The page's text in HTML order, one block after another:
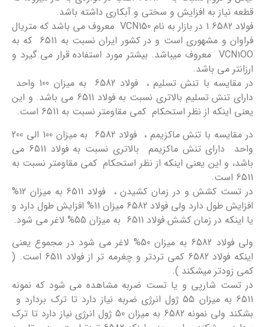
قطعه نیاز به افزایش و سختی و آبکاری داشته باشد.
فولاد 1.6582 در بازار به نام VCN150 معروف می باشد كه متریال
فراوان و مشهوری است و در كشور ایران نسبت به 6511 که به
VCN1OO معروف میباشد. بیشتر مورد استفاده قرار می گیرد و
ارزانتر می باشد.
در مقایسه با تنش تسلیم ، فولاد 6582 به میزان 100 واحد
دارای تنش تسلیم بالاتری نسبت به فولاد 6511 می باشد. و این
یعنی اینكه از نظر استحكام كمی مقاومتر نسبت به 6511 است.
در مقایسه با تنش ماكزیمم ، فولاد 6582 به میزان 100 الی 200
واحد دارای تنش ماكزیمم بالاتری نسبت به فولاد 6511 می
باشد، و این یعنی اینكه از نظر استحكام كمی مقاومتر نسبت به
6511 است.
در تست كشش و در زمان كشیدن ، فولاد 6511 به میزان 12%
افزایش طول دارد ولی فولاد 6582 میزان 11% افزایش طول دارد و
یا اینكه در زمان كشش فولاد 6511 به میزان 55% لاغر می شود.
ولی فولاد 6582 به میزان 50% لاغر می شود در مجموع یعنی
اینكه فولاد 6582 كمی تردتر و چغرمه تر از فولاد 6511 است. (
كمی زودتر میشكند ).
در تست شارپی و یا تست ضربه مشاهده می شود كه نمونه
6511 به میزان 55 ژول انرژی ضربه نیاز دارد تا ترك بردارد و
بشكند ولی نمونه 6582 به میزان 50 ژول انرژی نیاز دارد تا ترك